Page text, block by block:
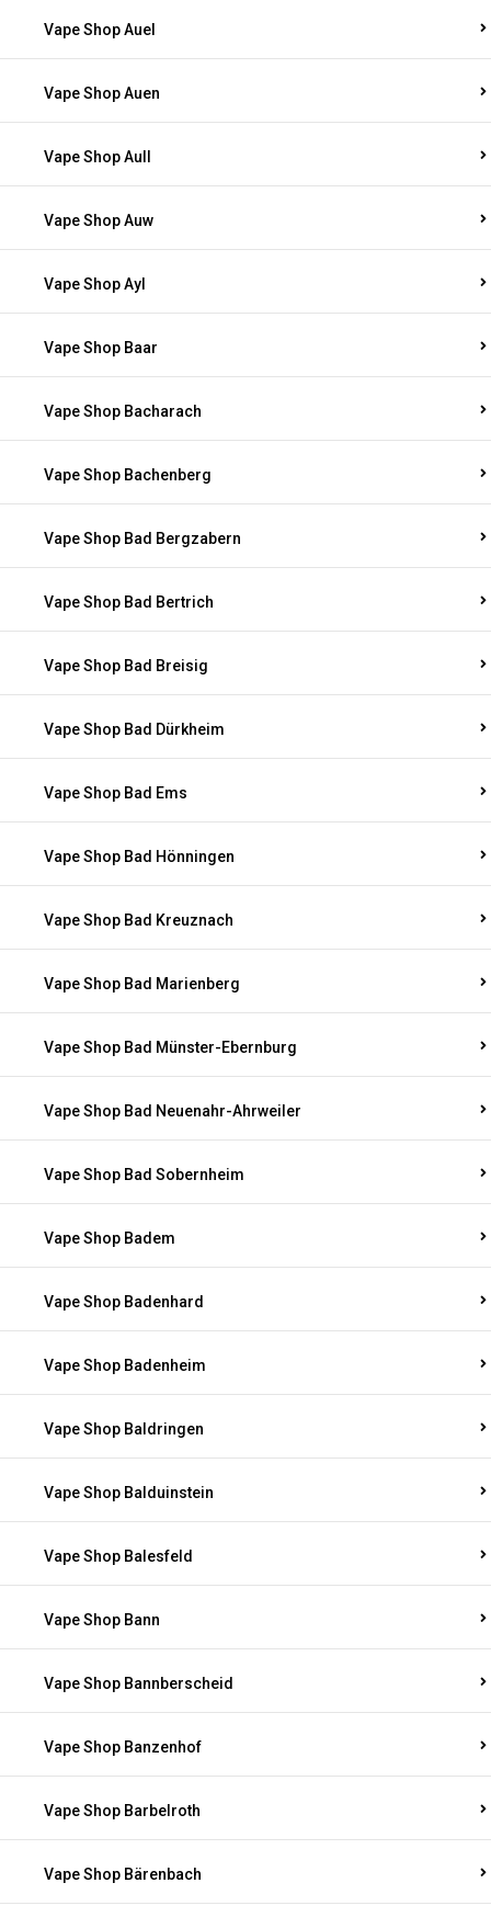
Vape Shop Auel
Vape Shop Auen
Vape Shop Aull
Vape Shop Auw
Vape Shop Ayl
Vape Shop Baar
Vape Shop Bacharach
Vape Shop Bachenberg
Vape Shop Bad Bergzabern
Vape Shop Bad Bertrich
Vape Shop Bad Breisig
Vape Shop Bad Dürkheim
Vape Shop Bad Ems
Vape Shop Bad Hönningen
Vape Shop Bad Kreuznach
Vape Shop Bad Marienberg
Vape Shop Bad Münster-Ebernburg
Vape Shop Bad Neuenahr-Ahrweiler
Vape Shop Bad Sobernheim
Vape Shop Badem
Vape Shop Badenhard
Vape Shop Badenheim
Vape Shop Baldringen
Vape Shop Balduinstein
Vape Shop Balesfeld
Vape Shop Bann
Vape Shop Bannberscheid
Vape Shop Banzenhof
Vape Shop Barbelroth
Vape Shop Bärenbach